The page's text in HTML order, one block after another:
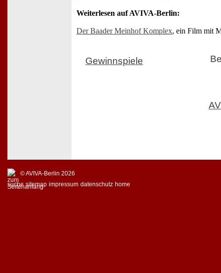
Weiterlesen auf AVIVA-Berlin:
Der Baader Meinhof Komplex, ein Film mit
Gewinnspiele
© AVIVA-Berlin 2026
suche sitemap impressum datenschutz home